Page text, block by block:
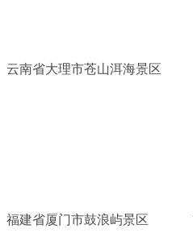
云南省大理市苍山洱海景区
福建省厦门市鼓浪屿景区